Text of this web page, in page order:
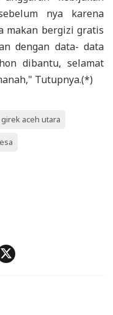
nya karena
makan bergizi gratis
dengan data- data
dibantu, selamat
Tutupnya.(*)
aceh utara